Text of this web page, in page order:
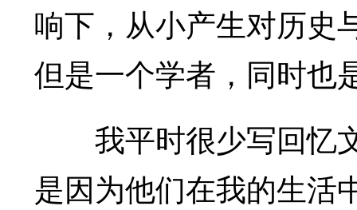
响下，从小产生对历史
但是一个学者，同时也
我平时很少写回忆
是因为他们在我的生活